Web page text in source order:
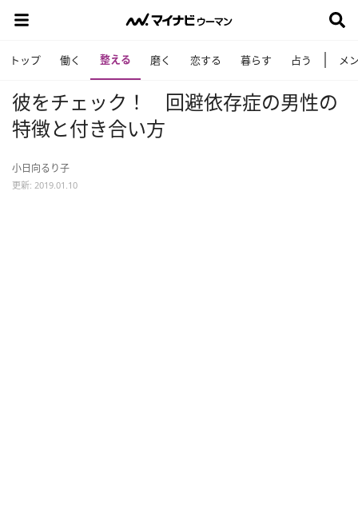
トップ 働く 整える 磨く 恋する 暮らす 占う メ
彼をチェック！ 回避依存症の男性の
特徴と付き合い方
小日向るり子
更新: 2019.01.10